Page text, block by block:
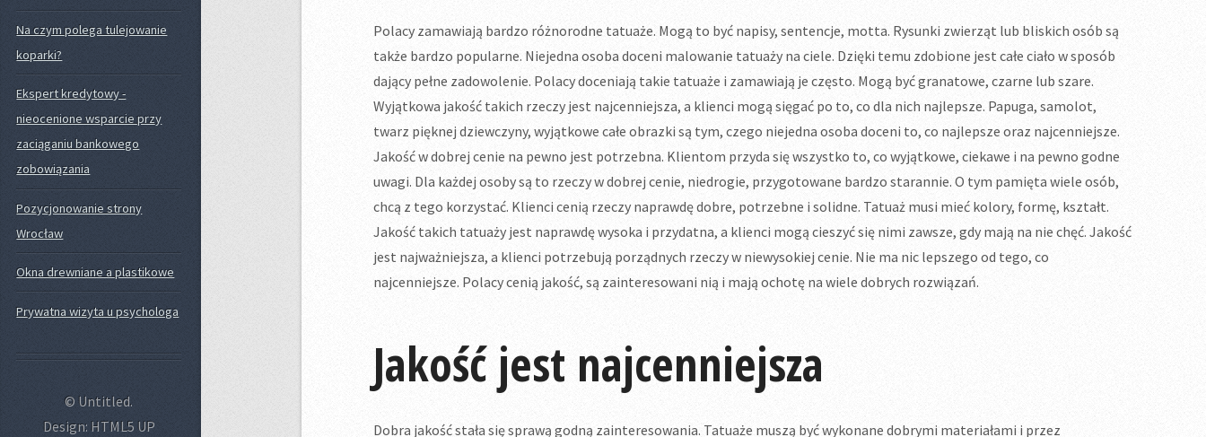
Polacy zamawiają bardzo różnorodne tatuaże. Mogą to być napisy, sentencje, motta. Rysunki zwierząt lub bliskich osób są
także bardzo popularne. Niejedna osoba doceni malowanie tatuaży na ciele. Dzięki temu zdobione jest całe ciało w sposób
dający pełne zadowolenie. Polacy doceniają takie tatuaże i zamawiają je często. Mogą być granatowe, czarne lub szare.
Wyjątkowa jakość takich rzeczy jest najcenniejsza, a klienci mogą sięgać po to, co dla nich najlepsze. Papuga, samolot,
twarz pięknej dziewczyny, wyjątkowe całe obrazki są tym, czego niejedna osoba doceni to, co najlepsze oraz najcenniejsze.
Jakość w dobrej cenie na pewno jest potrzebna. Klientom przyda się wszystko to, co wyjątkowe, ciekawe i na pewno godne
uwagi. Dla każdej osoby są to rzeczy w dobrej cenie, niedrogie, przygotowane bardzo starannie. O tym pamięta wiele osób,
chcą z tego korzystać. Klienci cenią rzeczy naprawdę dobre, potrzebne i solidne. Tatuaż musi mieć kolory, formę, kształt.
Jakość takich tatuaży jest naprawdę wysoka i przydatna, a klienci mogą cieszyć się nimi zawsze, gdy mają na nie chęć. Jakość
jest najważniejsza, a klienci potrzebują porządnych rzeczy w niewysokiej cenie. Nie ma nic lepszego od tego, co
najcenniejsze. Polacy cenią jakość, są zainteresowani nią i mają ochotę na wiele dobrych rozwiązań.
Jakość jest najcenniejsza
Dobra jakość stała się sprawą godną zainteresowania. Tatuaże muszą być wykonane dobrymi materiałami i przez
Na czym polega tulejowanie
koparki?
Ekspert kredytowy -
nieocenione wsparcie przy
zaciąganiu bankowego
zobowiązania
Pozycjonowanie strony
Wrocław
Okna drewniane a plastikowe
Prywatna wizyta u psychologa
© Untitled.
Design: HTML5 UP